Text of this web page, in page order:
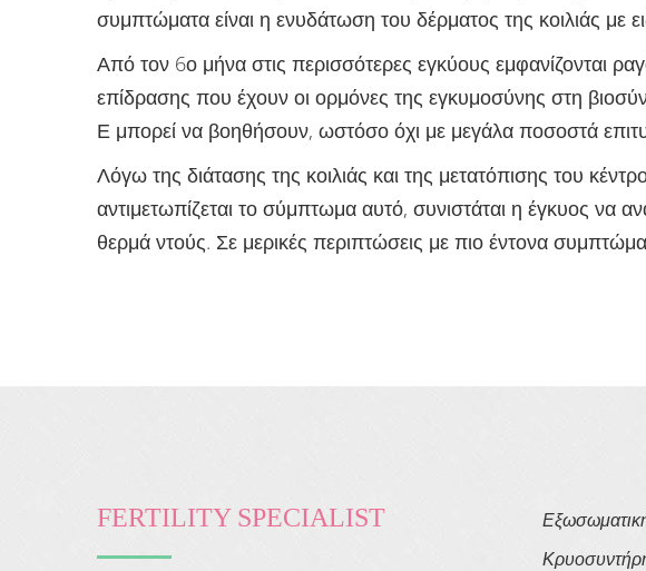
συμπτώματα είναι η ενυδάτωση του δέρματος της κοιλιάς
Από τον 6ο μήνα στις περισσότερες εγκύους εμφανίζονται
επίδρασης που έχουν οι ορμόνες της εγκυμοσύνης στη
Ε μπορεί να βοηθήσουν, ωστόσο όχι με μεγάλα ποσοστά
Λόγω της διάτασης της κοιλιάς και της μετατόπισης του
αντιμετωπίζεται το σύμπτωμα αυτό, συνιστάται η έγκυος να
θερμά ντούς. Σε μερικές περιπτώσεις με πιο έντονα
FERTILITY SPECIALIST